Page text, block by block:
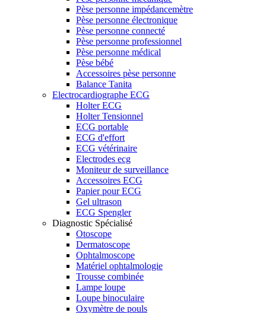
Pèse personne impédancemètre
Pèse personne électronique
Pèse personne connecté
Pèse personne professionnel
Pèse personne médical
Pèse bébé
Accessoires pèse personne
Balance Tanita
Electrocardiographe ECG
Holter ECG
Holter Tensionnel
ECG portable
ECG d'effort
ECG vétérinaire
Electrodes ecg
Moniteur de surveillance
Accessoires ECG
Papier pour ECG
Gel ultrason
ECG Spengler
Diagnostic Spécialisé
Otoscope
Dermatoscope
Ophtalmoscope
Matériel ophtalmologie
Trousse combinée
Lampe loupe
Loupe binoculaire
Oxymètre de pouls